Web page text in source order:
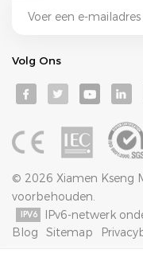
Volg Ons
© 2026 Xiamen Kseng
voorbehouden.
IPv6-netwerk
Blog
Sitemap